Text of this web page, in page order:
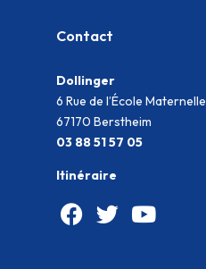
Contact
Dollinger
6 Rue de l’École Maternelle
67170 Berstheim
03 88 51 57 05
Itinéraire